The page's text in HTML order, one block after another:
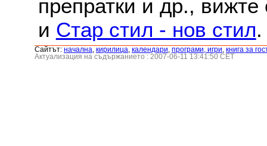
препратки и др.,
и Стар стил - нов стил.
Сайтът: началнa кирилица календари програми, игри книга за
Актуализация на съдържанието : 2007-06-11 13:41:50 CET